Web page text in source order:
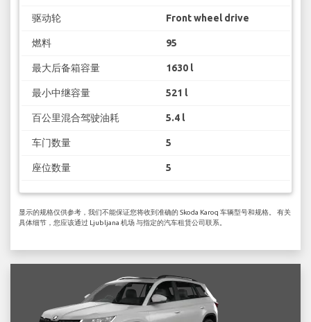
驱动轮 Front wheel drive
燃料 95
最大后备箱容量 1630 l
最小中继容量 521 l
百公里混合驾驶油耗 5.4 l
车门数量 5
座位数量 5
显示的规格仅供参考，我们不能保证您将收到准确的 Skoda Karoq 车辆型号和规格。 有关
具体细节，您应该通过 Ljubljana 机场 与指定的汽车租赁公司联系。